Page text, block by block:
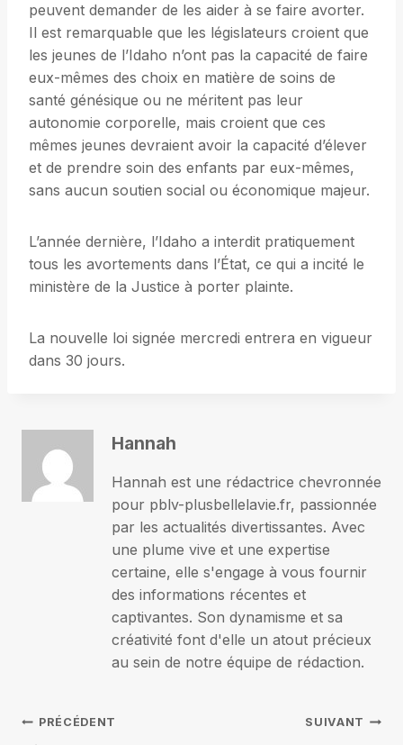
peuvent demander de les aider à se faire avorter.
Il est remarquable que les législateurs croient que
les jeunes de l’Idaho n’ont pas la capacité de faire
eux-mêmes des choix en matière de soins de
santé génésique ou ne méritent pas leur
autonomie corporelle, mais croient que ces
mêmes jeunes devraient avoir la capacité d’élever
et de prendre soin des enfants par eux-mêmes,
sans aucun soutien social ou économique majeur.
L’année dernière, l’Idaho a interdit pratiquement
tous les avortements dans l’État, ce qui a incité le
ministère de la Justice à porter plainte.
La nouvelle loi signée mercredi entrera en vigueur
dans 30 jours.
Hannah
Hannah est une rédactrice chevronnée
pour pblv-plusbellelavie.fr, passionnée
par les actualités divertissantes. Avec
une plume vive et une expertise
certaine, elle s'engage à vous fournir
des informations récentes et
captivantes. Son dynamisme et sa
créativité font d'elle un atout précieux
au sein de notre équipe de rédaction.
Navigation
PRÉCÉDENT SUIVANT